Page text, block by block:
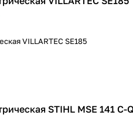
VILLARTEC SE185
STIHL MSE 141 C-